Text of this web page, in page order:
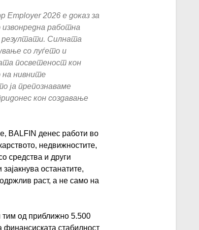
2026 е доказ за
работна
резултати. Силната
со луѓето и
посветеност кон
на нивните
ја препознаваме
кон создавање
BALFIN денес работи во
недвижностите,
средства и други
останатите,
раст, а не само на
од приближно 5.500
финансиската стабилност